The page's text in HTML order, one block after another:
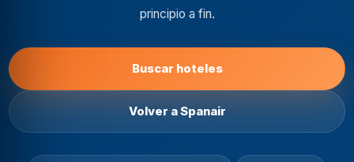
principio a fin.
Buscar hoteles
Volver a Spanair